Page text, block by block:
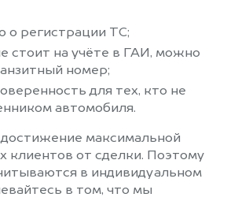
о регистрации ТС;
стоит на учёте в ГАИ, можно
номер;
для тех, кто не
автомобиля.
максимальной
клиентов от сделки. Поэтому
в индивидуальном
в том, что мы